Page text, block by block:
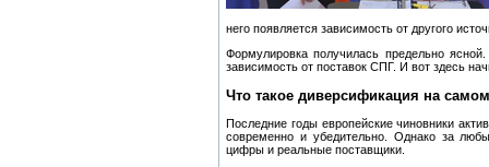
него появляется зависимость от другого
Формулировка получилась предельно
зависимость от поставок СПГ. И вот здесь
Что такое диверсификация на
Последние годы европейские чиновники
современно и убедительно. Однако за
цифры и реальные поставщики.